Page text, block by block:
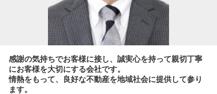
感謝の気持ちでお客様に接し、誠実心を持って親切丁寧
にお客様を大切にする会社です。
情熱をもって、良好な不動産を地域社会に提供して参り
ます。